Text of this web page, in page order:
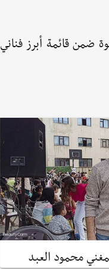
ضمن قائمة أبرز فناني